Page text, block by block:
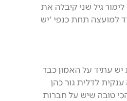
גיל שני קיבלה את
למועצה תחת כנפי 'יש
עתיד על האמון כבר
ענקית לדלית גור כהן
טובה שיש על חברות